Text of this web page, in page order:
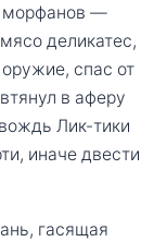
морфанов —
деликатес,
спас от
в аферу
Лик-тики
иначе двести
гасящая